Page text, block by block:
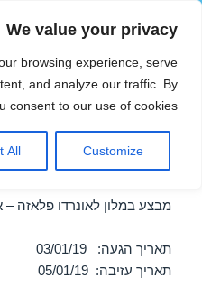
We value your privacy
browsing experience, serve
and analyze our traffic. By
consent to our use of cookies.
Customize
All
הוטצימר
חופשה במלון
אילת 03/01/2019
מבצע במלון לאונרדו פלאזה –
תאריך הגעה: 03/01/19
תאריך עזיבה: 05/01/19